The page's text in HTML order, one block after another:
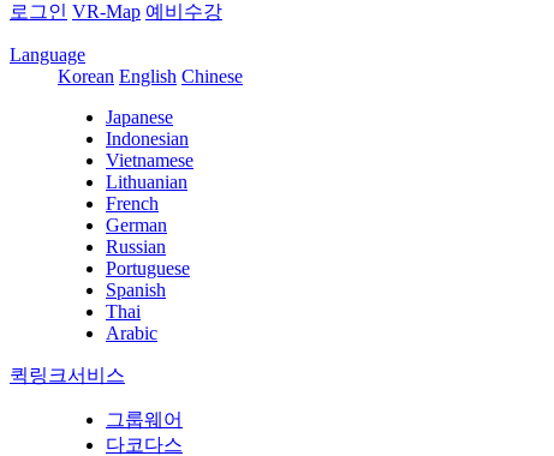
로그인 VR-Map 예비수강
Language
Korean English Chinese
Japanese
Indonesian
Vietnamese
Lithuanian
French
German
Russian
Portuguese
Spanish
Thai
Arabic
퀵링크서비스
그룹웨어
다코다스